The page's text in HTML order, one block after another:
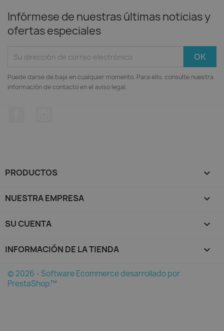
Infórmese de nuestras últimas noticias y
ofertas especiales
Puede darse de baja en cualquier momento. Para ello, consulte nuestra
información de contacto en el aviso legal.
PRODUCTOS 
NUESTRA EMPRESA 
SU CUENTA 
INFORMACIÓN DE LA TIENDA keyboard_arrow_down
© 2026 - Software Ecommerce desarrollado por
PrestaShop™